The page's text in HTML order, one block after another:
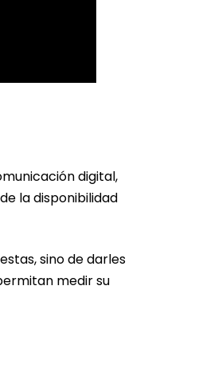
digital,
la disponibilidad
sino de darles
medir su